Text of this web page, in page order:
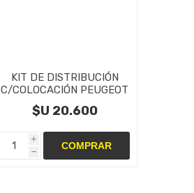
KIT DE DISTRIBUCIÓN
C/COLOCACIÓN PEUGEOT
$U 20.600
i
h